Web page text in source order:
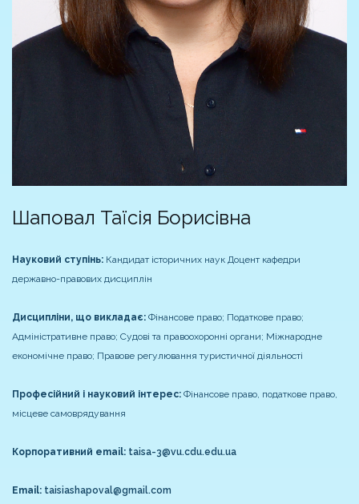
Шаповал Таїсія Борисівна
Науковий ступінь: Кандидат історичних наук Доцент кафедри
державно-правових дисциплін
Дисципліни, що викладає: Фінансове право; Податкове право;
Адміністративне право; Судові та правоохоронні органи; Міжнародне
економічне право; Правове регулювання туристичної діяльності
Професійний і науковий інтерес: Фінансове право, податкове право,
місцеве самоврядування
Корпоративний email: taisa-3@vu.cdu.edu.ua
Email: taisiashapoval@gmail.com